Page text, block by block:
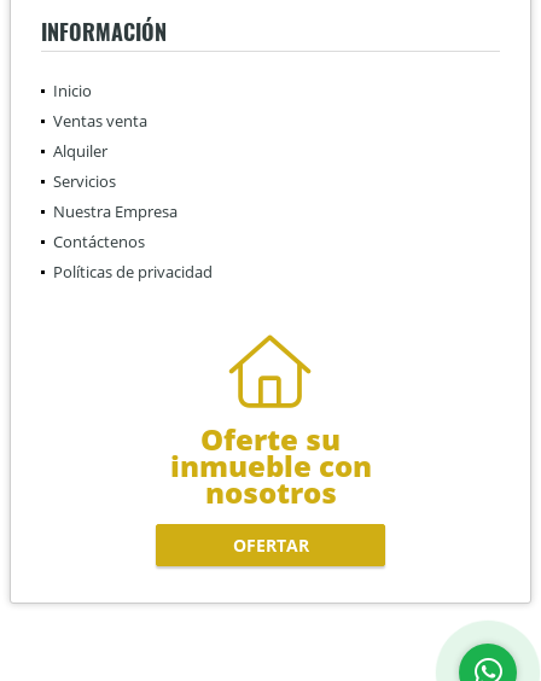
INFORMACIÓN
Inicio
Ventas venta
Alquiler
Servicios
Nuestra Empresa
Contáctenos
Políticas de privacidad
Oferte su
inmueble con
nosotros
OFERTAR